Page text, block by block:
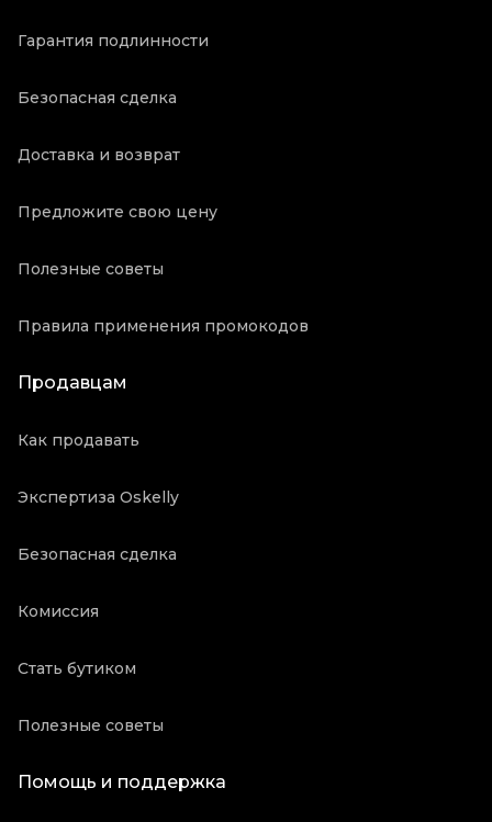
Гарантия подлинности
Безопасная сделка
Доставка и возврат
Предложите свою цену
Полезные советы
Правила применения промокодов
Продавцам
Как продавать
Экспертиза Oskelly
Безопасная сделка
Комиссия
Стать бутиком
Полезные советы
Помощь и поддержка